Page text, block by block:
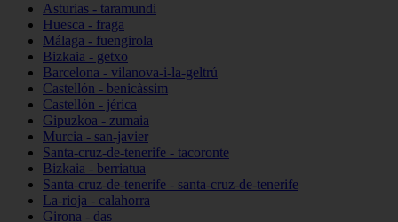
Asturias - taramundi
Huesca - fraga
Málaga - fuengirola
Bizkaia - getxo
Barcelona - vilanova-i-la-geltrú
Castellón - benicàssim
Castellón - jérica
Gipuzkoa - zumaia
Murcia - san-javier
Santa-cruz-de-tenerife - tacoronte
Bizkaia - berriatua
Santa-cruz-de-tenerife - santa-cruz-de-tenerife
La-rioja - calahorra
Girona - das